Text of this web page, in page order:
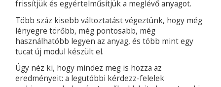
frissítjük és egyértelműsítjük a meglévő anyagot.
Több száz kisebb változtatást végeztünk, hogy még
lényegre törőbb, még pontosabb, még
használhatóbb legyen az anyag, és több mint egy
tucat új modul készült el.
Úgy néz ki, hogy mindez meg is hozza az
eredményeit: a legutóbbi kérdezz-felelek